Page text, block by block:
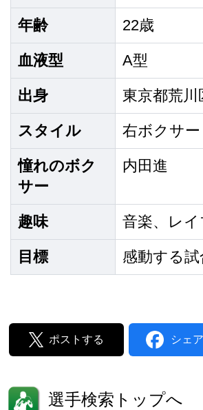
年齢 22歳
血液型 A型
出身 東京都荒川
スタイル 右ボクサー
憧れのボク
サー
内田進
趣味 音楽、レイ
目標 感動する
ポストする シェ
選手検索トップへ